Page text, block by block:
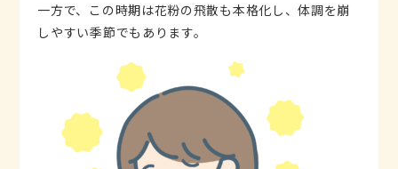
一方で、この時期は花粉の飛散も本格化し、体調を崩
しやすい季節でもあります。